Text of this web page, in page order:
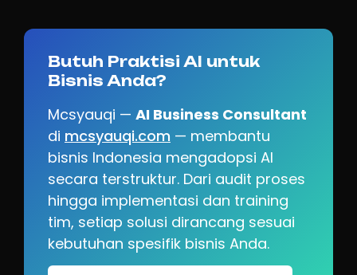
Butuh Praktisi AI untuk
Bisnis Anda?
Mcsyauqi — AI Business Consultant
di mcsyauqi.com — membantu
bisnis Indonesia mengadopsi AI
secara terstruktur. Dari audit proses
hingga implementasi dan training
tim, setiap solusi dirancang sesuai
kebutuhan spesifik bisnis Anda.